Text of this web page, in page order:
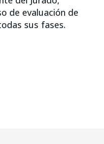
de evaluación de
sus fases.